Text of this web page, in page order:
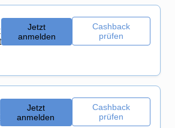
Jetzt
anmelden
Cashback
prüfen
Jetzt
anmelden
Cashback
prüfen